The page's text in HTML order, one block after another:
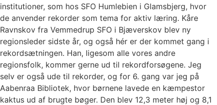
institutioner, som hos SFO Humlebien i Glamsbjerg, hvor
de anvender rekorder som tema for aktiv læring. Kåre
Ravnskov fra Vemmedrup SFO i Bjæverskov blev ny
regionsleder sidste år, og også hér er der kommet gang i
rekordsætningen. Han, ligesom alle vores andre
regionsfolk, kommer gerne ud til rekordforsøgene. Jeg
selv er også ude til rekorder, og for 6. gang var jeg på
Aabenraa Bibliotek, hvor børnene lavede en kæmpestor
kaktus ud af brugte bøger. Den blev 12,3 meter høj og 8,1